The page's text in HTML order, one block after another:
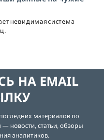
невидимая система
НА EMAIL
материалов по
— новости, статьи, обзоры
аналитиков.